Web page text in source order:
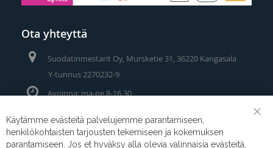
Ota yhteyttä
Suodatinmestarit Oy, Mursketie 31, 36220 Kangasala
Y-tunnus 2270232-9
Avoinna: ma-pe 8-16.30
Puhelin/Whatsapp:
Sähköposti:myynti@suodatinmestarit.fi
Käytämme evästeitä palvelujemme parantamiseen,
henkilökohtaisten tarjousten tekemiseen ja kokemuksen
parantamiseen. Jos et hyväksy alla olevia valinnaisia evästeitä,